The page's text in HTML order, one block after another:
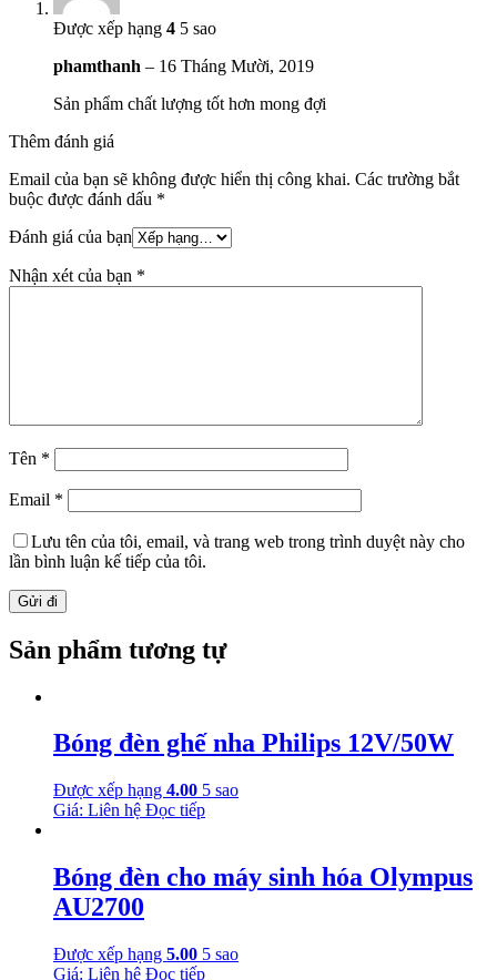
Được xếp hạng 4 5 sao
phamthanh – 16 Tháng Mười, 2019
Sản phẩm chất lượng tốt hơn mong đợi
Thêm đánh giá
Email của bạn sẽ không được hiển thị công khai. Các trường bắt
buộc được đánh dấu *
Đánh giá của bạn
Nhận xét của bạn *
Tên *
Email *
Lưu tên của tôi, email, và trang web trong trình duyệt này cho
lần bình luận kế tiếp của tôi.
Sản phẩm tương tự
Bóng đèn ghế nha Philips 12V/50W
Được xếp hạng 4.00 5 sao
Giá: Liên hệ Đọc tiếp
Bóng đèn cho máy sinh hóa Olympus
AU2700
Được xếp hạng 5.00 5 sao
Giá: Liên hệ Đọc tiếp